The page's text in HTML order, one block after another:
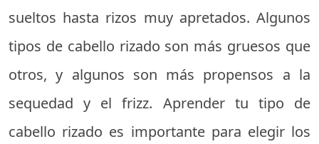
sueltos hasta rizos muy apretados. Algunos
tipos de cabello rizado son más gruesos que
otros, y algunos son más propensos a la
sequedad y el frizz. Aprender tu tipo de
cabello rizado es importante para elegir los